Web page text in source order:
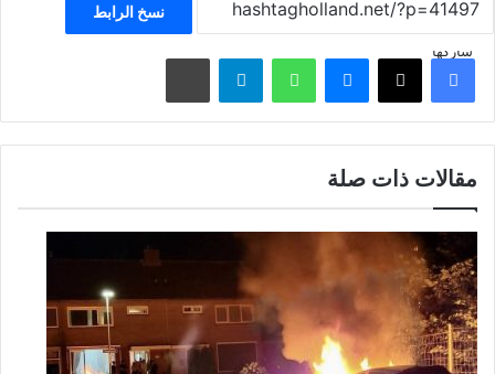
نسخ الرابط
شاركهافيسبوك ‫X ماسنجر واتساب تيلقرام مشاركة عبر البريد
مقالات ذات صلة